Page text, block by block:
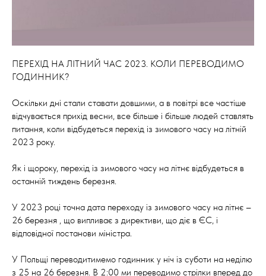
ПЕРЕХІД НА ЛІТНИЙ ЧАС 2023. КОЛИ ПЕРЕВОДИМО
ГОДИННИК?
Оскільки дні стали ставати довшими, а в повітрі все частіше
відчувається прихід весни, все більше і більше людей ставлять
питання, коли відбудеться перехід із зимового часу на літній
2023 року.
Як і щороку, перехід із зимового часу на літнє відбудеться в
останній тиждень березня.
У 2023 році точна дата переходу із зимового часу на літнє –
26 березня , що випливає з директиви, що діє в ЄС, і
відповідної постанови міністра.
У Польщі переводитимемо годинник у ніч із суботи на неділю
з 25 на 26 березня. В 2:00 ми переводимо стрілки вперед до